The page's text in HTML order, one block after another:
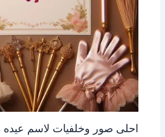
احلى صور وخلفيات لاسم